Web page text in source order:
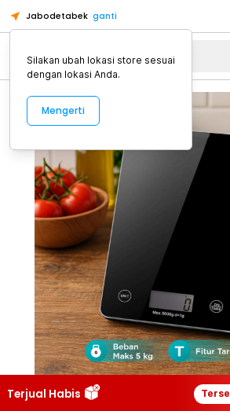
Jabodetabek ganti
Alat Kopi
Terjual Habis
Silakan ubah lokasi store sesuai
dengan lokasi Anda.
Mengerti